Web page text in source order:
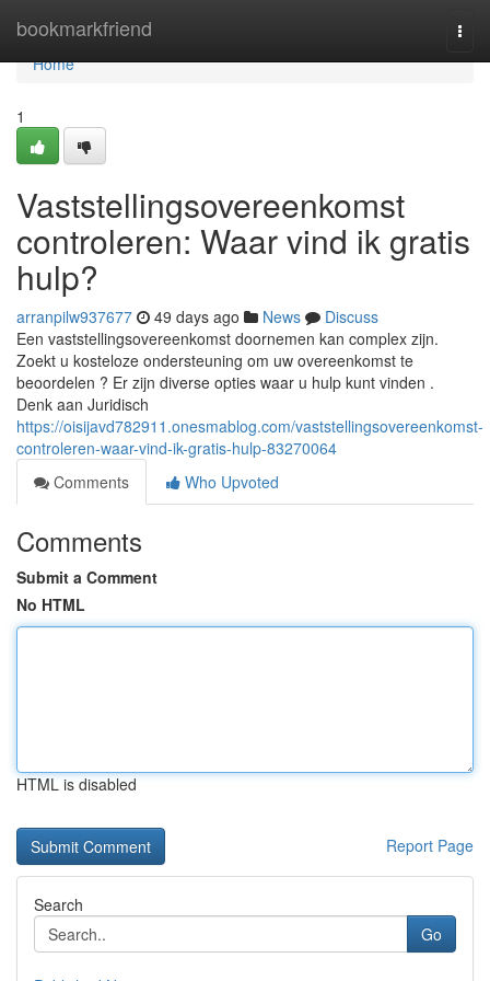
bookmarkfriend
Home
Home
1
Vaststellingsovereenkomst
controleren: Waar vind ik gratis
hulp?
arranpilw937677 49 days ago News
Discuss
Een vaststellingsovereenkomst doornemen kan complex zijn.
Zoekt u kosteloze ondersteuning om uw overeenkomst te
beoordelen ? Er zijn diverse opties waar u hulp kunt vinden .
Denk aan Juridisch
https://oisijavd782911.onesmablog.com/vaststellingsovereenkomst-
controleren-waar-vind-ik-gratis-hulp-83270064
Comments
Who Upvoted
Comments
Submit a Comment
No HTML
HTML is disabled
Report Page
Search
Go